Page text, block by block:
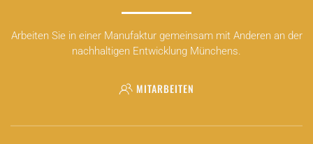
Arbeiten Sie in einer Manufaktur gemeinsam mit Anderen an der
nachhaltigen Entwicklung Münchens.
MITARBEITEN